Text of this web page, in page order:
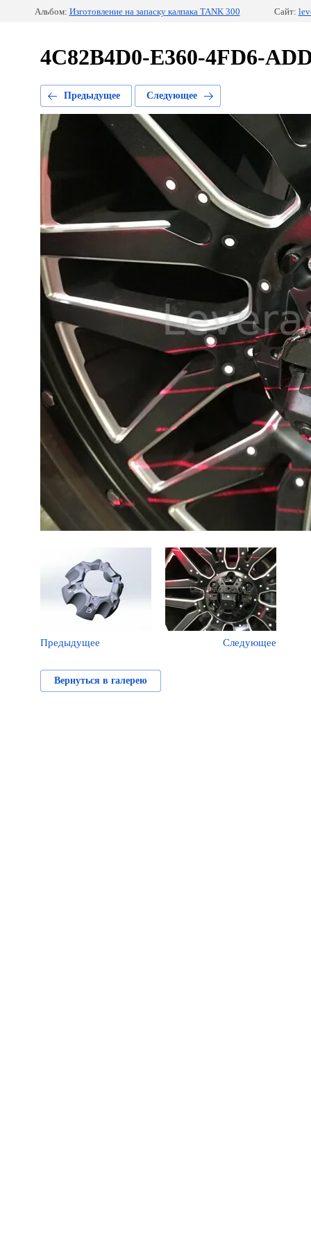
Альбом: Изготовление на запаску калпака TANK 300 Сайт:
4C82B4D0-E360-4FD6-
Предыдущее Следующее
Предыдущее Следующее
Вернуться в галерею